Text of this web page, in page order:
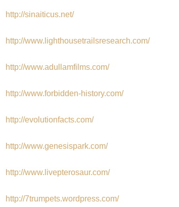
http://sinaiticus.net/
http://www.lighthousetrailsresearch.com/
http://www.adullamfilms.com/
http://www.forbidden-history.com/
http://evolutionfacts.com/
http://www.genesispark.com/
http://www.livepterosaur.com/
http://7trumpets.wordpress.com/